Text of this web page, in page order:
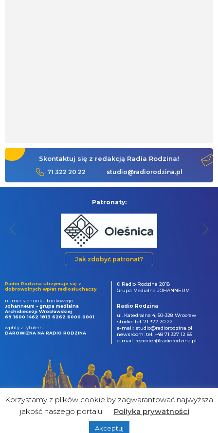
Skontaktuj się z redakcją Radia Rodzina!
71 322 20 22 studio@radiorodzina.pl
Patronaty:
Jak zdobyć patronat?
Radio Rodzina utrzymuje się z
dobrowolnych wpłat radiosłuchaczy.
numer rachunku bankowego:
Johanneum - grupa medialna
Archidiecezji Wrocławskiej
69 1600 1462 1813 6262 6000 0001
wpłaty z tytułem:
DAROWIZNA NA RADIO RODZINA
© Radio Rodzina 2018 |
Grupa Medialna JOHANNEUM
Radio Rodzina
ul. Katedralna 4, 50-328 Wrocław
studio: tel. 71 322 20 22
e-mail: studio@radiorodzina.pl
newsroom: tel. +48 71 327 12 85
e-mail: reporter@radiorodzina.pl
&
Korzystamy z plików cookie by zagwarantować najwyższa
jakość naszego portalu
Poliyka prywatności
Akceptuj